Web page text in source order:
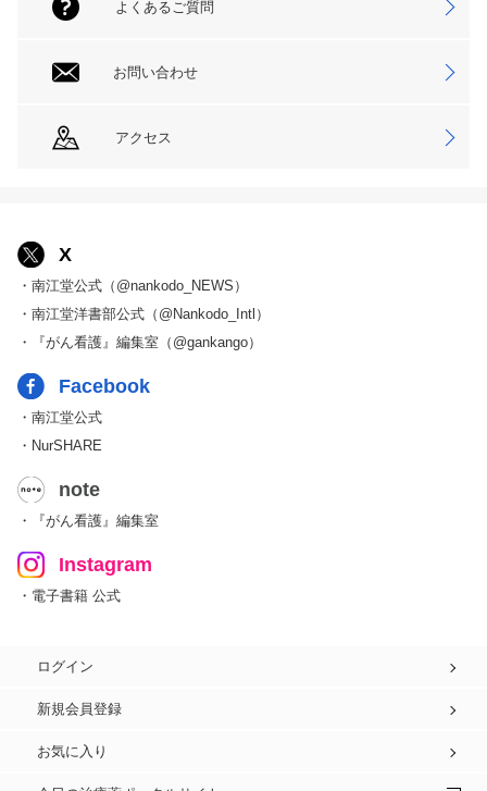
よくあるご質問
お問い合わせ
アクセス
X
・南江堂公式（@nankodo_NEWS）
・南江堂洋書部公式（@Nankodo_Intl）
・『がん看護』編集室（@gankango）
Facebook
・南江堂公式
・NurSHARE
note
・『がん看護』編集室
Instagram
・電子書籍 公式
ログイン
新規会員登録
お気に入り